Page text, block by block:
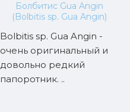
Болбитис Gua Angin
(Bolbitis sp. Gua Angin)
Bolbitis sp. Gua Angin -
очень оригинальный и
довольно редкий
папоротник. ..